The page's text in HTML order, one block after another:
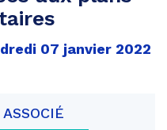
07 janvier 2022